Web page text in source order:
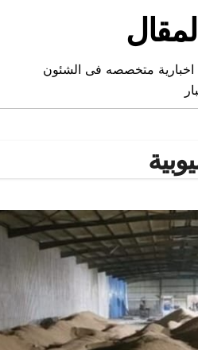
اخبارية متخصصه فى الشئون